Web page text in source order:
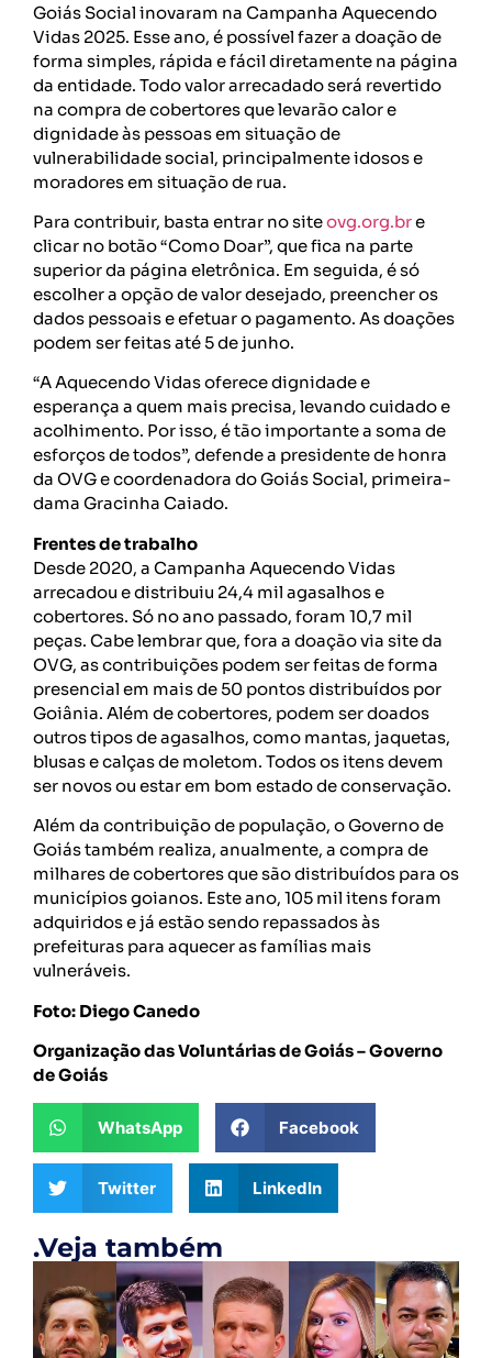
Goiás Social inovaram na Campanha Aquecendo
Vidas 2025. Esse ano, é possível fazer a doação de
forma simples, rápida e fácil diretamente na página
da entidade. Todo valor arrecadado será revertido
na compra de cobertores que levarão calor e
dignidade às pessoas em situação de
vulnerabilidade social, principalmente idosos e
moradores em situação de rua.
Para contribuir, basta entrar no siteovg.org.bre
clicar no botão “Como Doar”, que fica na parte
superior da página eletrônica. Em seguida, é só
escolher a opção de valor desejado, preencher os
dados pessoais e efetuar o pagamento. As doações
podem ser feitas até 5 de junho.
“A Aquecendo Vidas oferece dignidade e
esperança a quem mais precisa, levando cuidado e
acolhimento. Por isso, é tão importante a soma de
esforços de todos”, defende a presidente de honra
da OVG e coordenadora do Goiás Social, primeira-
dama Gracinha Caiado.
Frentes de trabalho
Desde 2020, a Campanha Aquecendo Vidas
arrecadou e distribuiu 24,4 mil agasalhos e
cobertores. Só no ano passado, foram 10,7 mil
peças. Cabe lembrar que, fora a doação via site da
OVG, as contribuições podem ser feitas de forma
presencial em mais de 50 pontos distribuídos por
Goiânia. Além de cobertores, podem ser doados
outros tipos de agasalhos, como mantas, jaquetas,
blusas e calças de moletom. Todos os itens devem
ser novos ou estar em bom estado de conservação.
Além da contribuição de população, o Governo de
Goiás também realiza, anualmente, a compra de
milhares de cobertores que são distribuídos para os
municípios goianos. Este ano, 105 mil itens foram
adquiridos e já estão sendo repassados às
prefeituras para aquecer as famílias mais
vulneráveis.
Foto: Diego Canedo
Organização das Voluntárias de Goiás – Governo
de Goiás
WhatsApp Facebook
Twitter LinkedIn
.Veja também